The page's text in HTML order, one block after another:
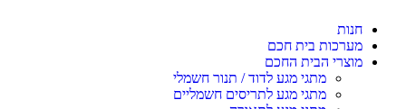
חנות
מערכות בית חכם
מוצרי הבית החכם
מתגי מגע לדוד / תנור חשמלי
מתגי מגע לתריסים חשמליים